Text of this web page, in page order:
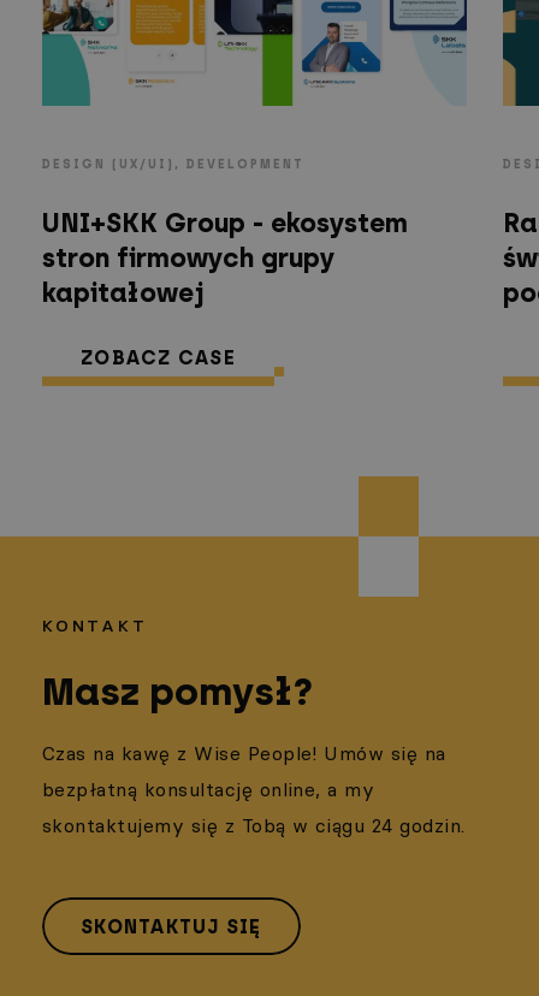
DESIGN (UX/UI), DEVELOPMENT
UNI+SKK Group - ekosystem
stron firmowych grupy
kapitałowej
ZOBACZ CASE
KONTAKT
Masz pomysł?
Czas na kawę z Wise People! Umów się na
bezpłatną konsultację online, a my
skontaktujemy się z Tobą w ciągu 24 godzin.
SKONTAKTUJ SIĘ